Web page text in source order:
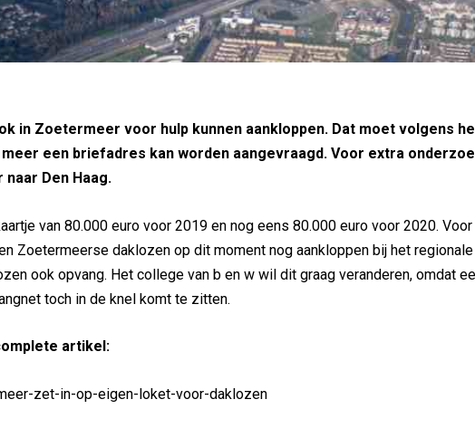
in Zoetermeer voor hulp kunnen aankloppen. Dat moet volgens
meer een briefadres kan worden aangevraagd. Voor extra
Den Haag.
van 80.000 euro voor 2019 en nog eens 80.000 euro voor 2020.
Zoetermeerse daklozen op dit moment nog aankloppen bij het
ook opvang. Het college van b en w wil dit graag veranderen, omdat
toch in de knel komt te zitten.
artikel:
zet-in-op-eigen-loket-voor-daklozen